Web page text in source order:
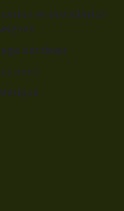
et installation
bandeau
néon